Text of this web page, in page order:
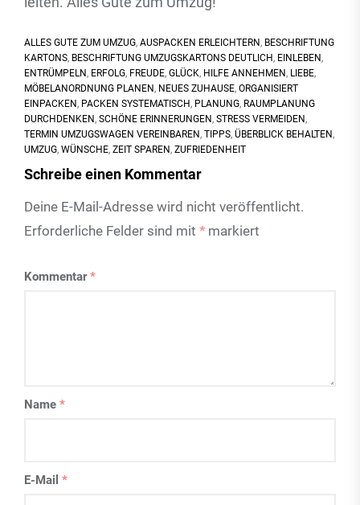
ALLES GUTE ZUM UMZUG, AUSPACKEN ERLEICHTERN, BESCHRIFTUNG
KARTONS, BESCHRIFTUNG UMZUGSKARTONS DEUTLICH, EINLEBEN,
ENTRÜMPELN, ERFOLG, FREUDE, GLÜCK, HILFE ANNEHMEN, LIEBE,
MÖBELANORDNUNG PLANEN, NEUES ZUHAUSE, ORGANISIERT
EINPACKEN, PACKEN SYSTEMATISCH, PLANUNG, RAUMPLANUNG
DURCHDENKEN, SCHÖNE ERINNERUNGEN, STRESS VERMEIDEN,
TERMIN UMZUGSWAGEN VEREINBAREN, TIPPS, ÜBERBLICK BEHALTEN,
UMZUG, WÜNSCHE, ZEIT SPAREN, ZUFRIEDENHEIT
Schreibe einen Kommentar
Deine E-Mail-Adresse wird nicht veröffentlicht.
Erforderliche Felder sind mit * markiert
Kommentar*
Name *
E-Mail *